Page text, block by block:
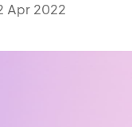
Apr 2022